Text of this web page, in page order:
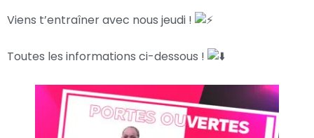
Viens t’entraîner avec nous jeudi !
Toutes les informations ci-dessous !